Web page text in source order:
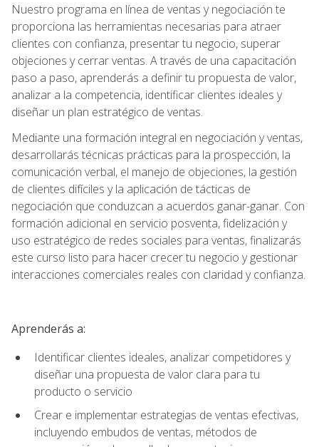
Nuestro programa en línea de ventas y negociación te
proporciona las herramientas necesarias para atraer
clientes con confianza, presentar tu negocio, superar
objeciones y cerrar ventas. A través de una capacitación
paso a paso, aprenderás a definir tu propuesta de valor,
analizar a la competencia, identificar clientes ideales y
diseñar un plan estratégico de ventas.
Mediante una formación integral en negociación y ventas,
desarrollarás técnicas prácticas para la prospección, la
comunicación verbal, el manejo de objeciones, la gestión
de clientes difíciles y la aplicación de tácticas de
negociación que conduzcan a acuerdos ganar-ganar. Con
formación adicional en servicio posventa, fidelización y
uso estratégico de redes sociales para ventas, finalizarás
este curso listo para hacer crecer tu negocio y gestionar
interacciones comerciales reales con claridad y confianza.
Aprenderás a:
Identificar clientes ideales, analizar competidores y
diseñar una propuesta de valor clara para tu
producto o servicio
Crear e implementar estrategias de ventas efectivas,
incluyendo embudos de ventas, métodos de